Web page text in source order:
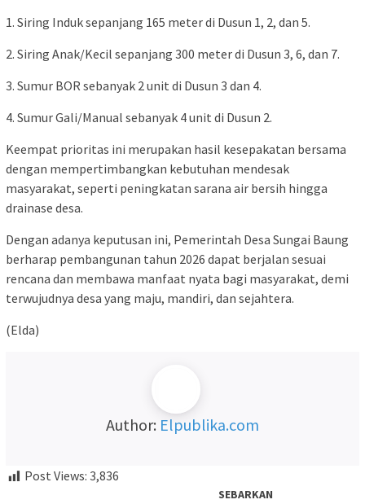
1. Siring Induk sepanjang 165 meter di Dusun 1, 2, dan 5.
2. Siring Anak/Kecil sepanjang 300 meter di Dusun 3, 6, dan 7.
3. Sumur BOR sebanyak 2 unit di Dusun 3 dan 4.
4. Sumur Gali/Manual sebanyak 4 unit di Dusun 2.
Keempat prioritas ini merupakan hasil kesepakatan bersama
dengan mempertimbangkan kebutuhan mendesak
masyarakat, seperti peningkatan sarana air bersih hingga
drainase desa.
Dengan adanya keputusan ini, Pemerintah Desa Sungai Baung
berharap pembangunan tahun 2026 dapat berjalan sesuai
rencana dan membawa manfaat nyata bagi masyarakat, demi
terwujudnya desa yang maju, mandiri, dan sejahtera.
(Elda)
Author: Elpublika.com
Post Views: 3,836
SEBARKAN